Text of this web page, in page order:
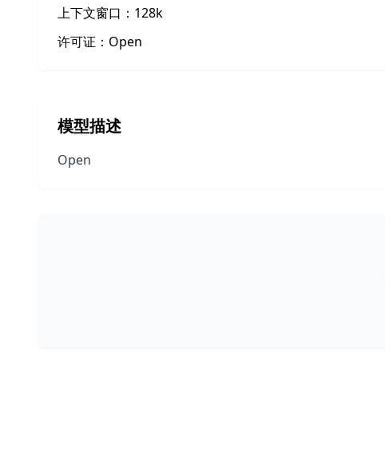
上下文窗口： 128k
许可证： Open
模型描述
Open